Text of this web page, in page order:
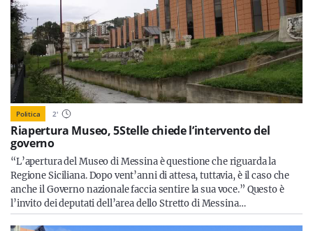
Politica 2'
Riapertura Museo, 5Stelle chiede l’intervento del
governo
“L’apertura del Museo di Messina è questione che riguarda la
Regione Siciliana. Dopo vent’anni di attesa, tuttavia, è il caso che
anche il Governo nazionale faccia sentire la sua voce.” Questo è
l’invito dei deputati dell’area dello Stretto di Messina…